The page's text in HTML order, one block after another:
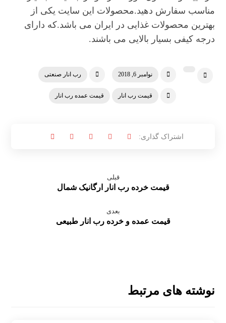
مناسب سفارش دهید.محصولات این سایت یکی از
بهترین محصولات غذایی در ایران می باشد.که دارای
درجه کیفی بسیار بالایی می باشند.
نوامبر 6, 2018 رب انار صنعتی
قیمت رب انار قیمت عمده رب انار
قبلی
قیمت خرده رب انار ارگانیک شمال
بعدی
قیمت عمده و خرده رب انار طبیعی
نوشته های مرتبط